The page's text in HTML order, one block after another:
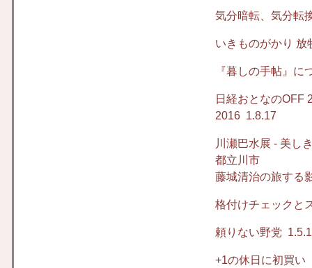
気分暗転、気分転
いきものがかり 放
『暮しの手帖』に
日経おとなのOFF
2016 1.8.17
川瀬巴水展 - 美し
都立川市
藤城清治の旅する
格付けチェックと
頼りない野党
+1の休日に初買い